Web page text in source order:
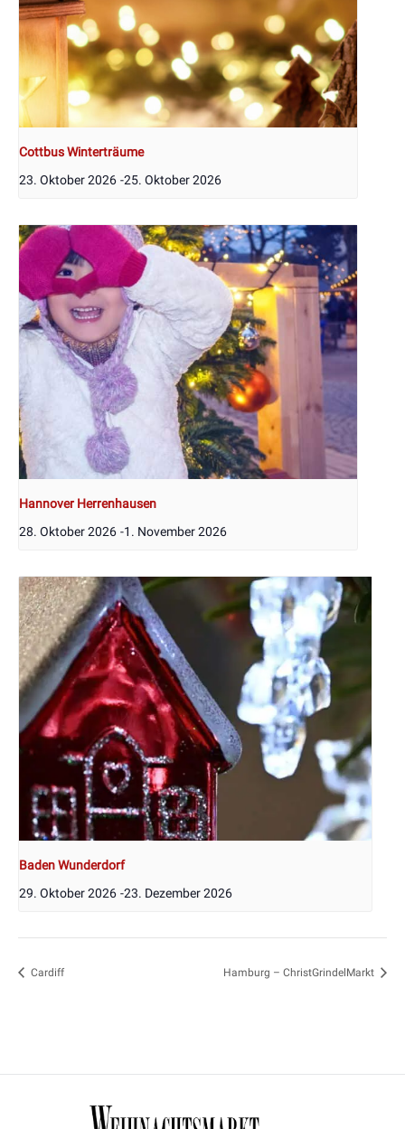
Cottbus Winterträume
23. Oktober 2026 -25. Oktober 2026
Hannover Herrenhausen
28. Oktober 2026 -1. November 2026
Baden Wunderdorf
29. Oktober 2026 -23. Dezember 2026
Cardiff Hamburg – ChristGrindelMarkt